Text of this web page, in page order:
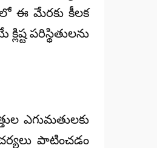
ఈ మేరకు కీలక
పరిస్థితులను
ఎగుమతులకు
పాటించడం